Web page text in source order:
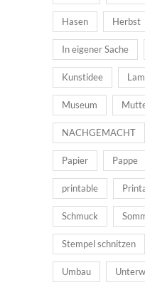
Hasen Herbst
In eigener Sache
Kunstidee
Museum
NACHGEMACHT
Papier Pappe
printable
Schmuck
Stempel schnitzen
Umbau